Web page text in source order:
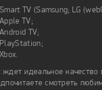
Smart TV (Samsung; LG
Apple TV;
Android TV;
PlayStation;
Xbox.
ждет идеальное качество
смотреть